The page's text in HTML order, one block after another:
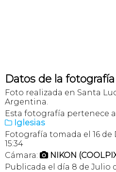
Datos de la fotografía
Foto realizada en Santa
Argentina.
Esta fotografía pertenece
 Iglesias
Fotografía tomada el 16
15:34
Cámara:  NIKON
Publicada el día 8 de Julio